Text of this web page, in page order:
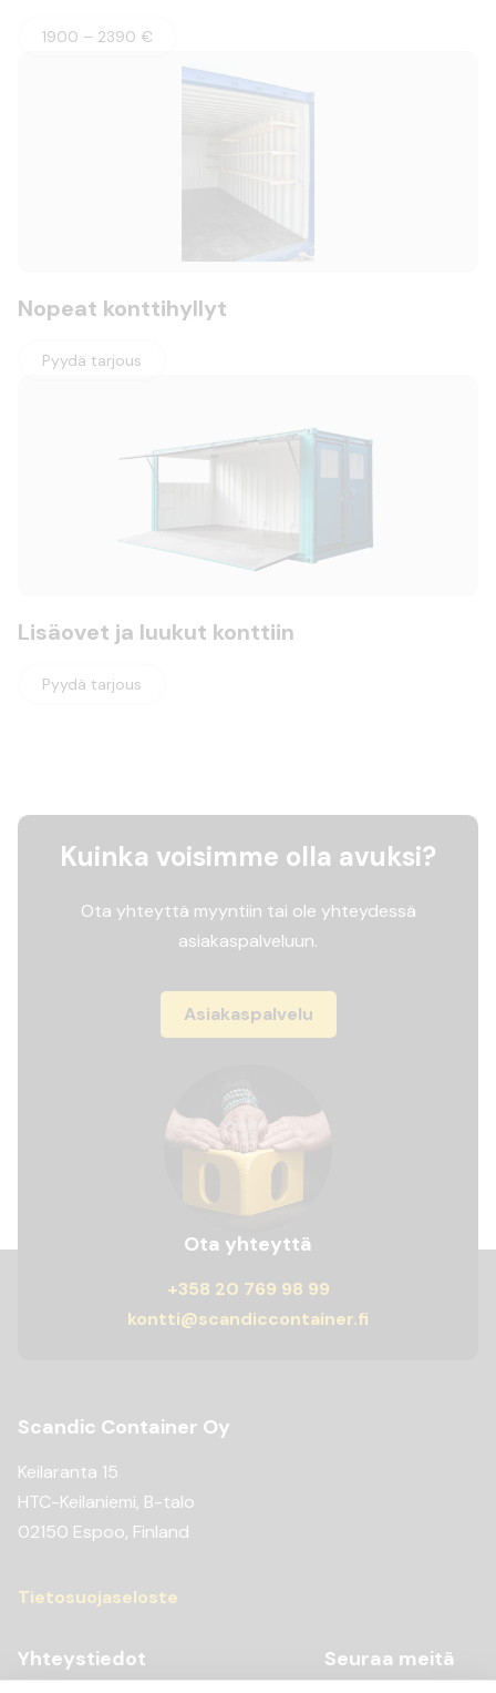
1900 – 2390 €
Nopeat konttihyllyt
Pyydä tarjous
Lisäovet ja luukut konttiin
Pyydä tarjous
Kuinka voisimme olla avuksi?
Ota yhteyttä myyntiin tai ole yhteydessä
asiakaspalveluun.
Asiakaspalvelu
Ota yhteyttä
+358 20 769 98 99
kontti@scandiccontainer.fi
Scandic Container Oy
Keilaranta 15
HTC-Keilaniemi, B-talo
02150 Espoo, Finland
Tietosuojaseloste
Yhteystiedot
Seuraa meitä